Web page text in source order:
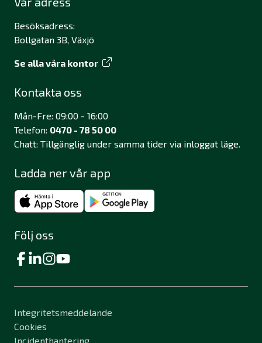
Besöksadress:
Bollgatan 3B, Växjö
Se alla våra kontor
Kontakta oss
Mån-Fre: 09:00 - 16:00
Telefon: 0470 - 78 50 00
Chatt: Tillgänglig under samma tider via inloggat läge.
Ladda ner vår app
Följ oss
Integritetsmeddelande
Cookies
Incidenthantering